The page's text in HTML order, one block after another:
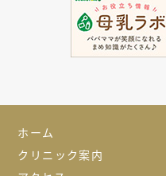
ホーム
クリニック案内